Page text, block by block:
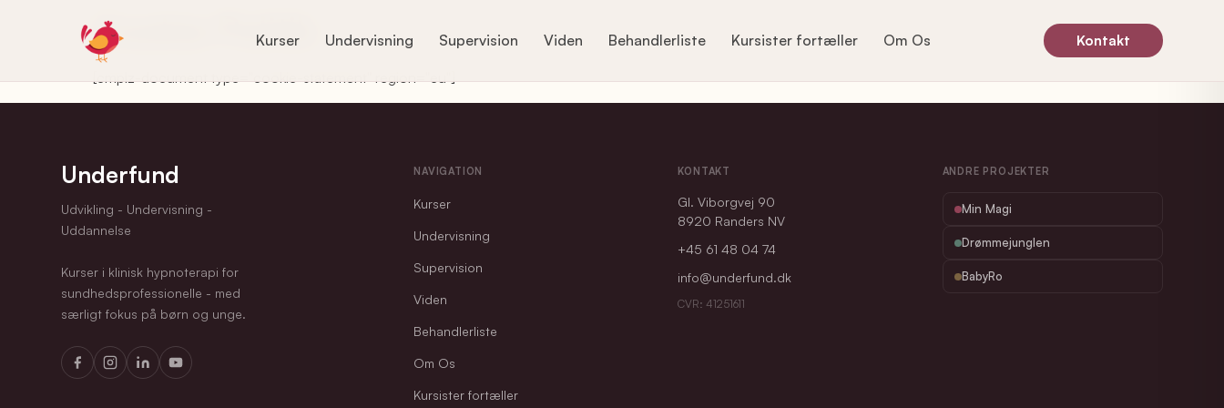
Kurser Undervisning Supervision Viden Behandlerliste Kursister fortæller Om Os Kontakt
Cookie Politik
[cmplz-document type="cookie-statement" region="eu"]
Underfund
Udvikling - Undervisning -
Uddannelse
Kurser i klinisk hypnoterapi for
sundhedsprofessionelle - med
særligt fokus på børn og unge.
NAVIGATION
Kurser
Undervisning
Supervision
Viden
Behandlerliste
Om Os
Kursister fortæller
KONTAKT
Gl. Viborgvej 90
8920 Randers NV
+45 61 48 04 74
info@underfund.dk
CVR: 41251611
ANDRE PROJEKTER
Min Magi
Drømmejunglen
BabyRo